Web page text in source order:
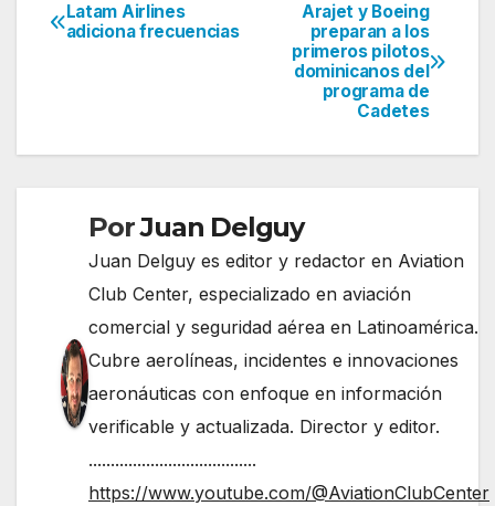
Navegación
Arajet y Boeing
preparan a los
primeros pilotos
dominicanos del
programa de
Cadetes
Latam Airlines
adiciona frecuencias
PorJuan Delguy
Juan Delguy es editor y redactor en Aviation
Club Center, especializado en aviación
comercial y seguridad aérea en Latinoamérica.
Cubre aerolíneas, incidentes e innovaciones
aeronáuticas con enfoque en información
verificable y actualizada. Director y editor.
......................................
https://www.youtube.com/@AviationClubCenter